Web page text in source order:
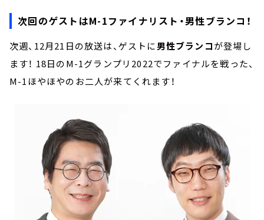
次回のゲストはM-1ファイナリスト・男性ブランコ！
次週、12月21日の放送は、ゲストに男性ブランコが登場し
ます！ 18日のM-1グランプリ2022でファイナルを戦った、
M-1ほやほやのお二人が来てくれます！